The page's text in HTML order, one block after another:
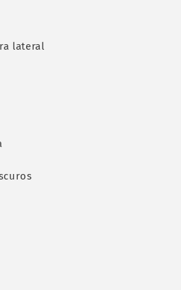
lateral